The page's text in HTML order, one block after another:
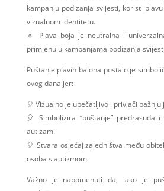
kampanju podizanja svijesti, koristi
vizualnom identitetu.
🔹 Plava boja je neutralna i
primjenu u kampanjama podizanja
Puštanje plavih balona postalo je
ovog dana jer:
🎈 Vizualno je upečatljivo i privlači pažnju
🎈 Simbolizira “puštanje” predrasuda
autizam.
🎈 Stvara osjećaj zajedništva među
osoba s autizmom.
Važno je napomenuti da, iako je